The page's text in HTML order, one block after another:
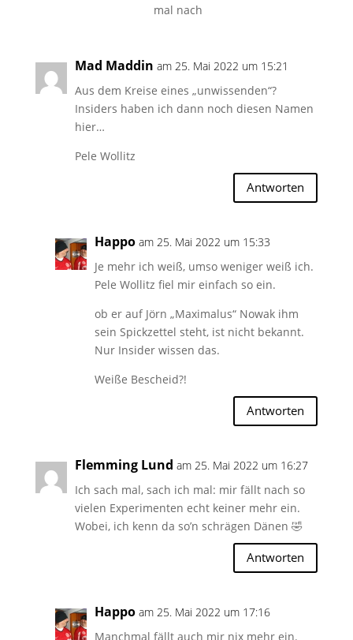
mal nach
Mad Maddin am 25. Mai 2022 um 15:21
Aus dem Kreise eines „unwissenden“?
Insiders haben ich dann noch diesen Namen
hier…
Pele Wollitz
Antworten
Happo am 25. Mai 2022 um 15:33
Je mehr ich weiß, umso weniger weiß ich.
Pele Wollitz fiel mir einfach so ein.
ob er auf Jörn „Maximalus“ Nowak ihm
sein Spickzettel steht, ist nicht bekannt.
Nur Insider wissen das.
Weiße Bescheid?!
Antworten
Flemming Lund am 25. Mai 2022 um 16:27
Ich sach mal, sach ich mal: mir fällt nach so
vielen Experimenten echt keiner mehr ein.
Wobei, ich kenn da so’n schrägen Dänen 🤣
Antworten
Happo am 25. Mai 2022 um 17:16
Manchmal fällt auch mir nix mehr ein.